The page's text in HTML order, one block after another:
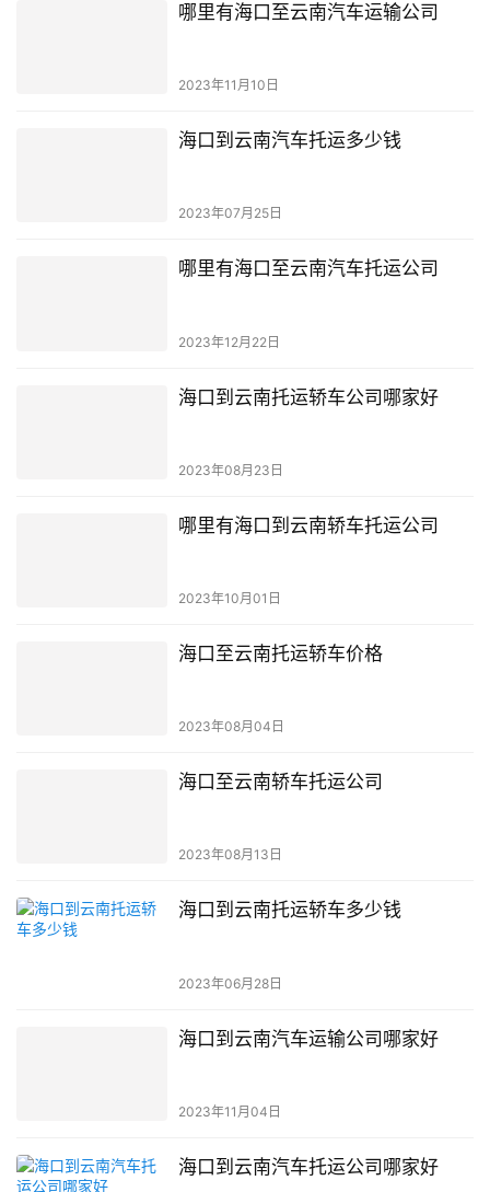
哪里有海口至云南汽车运输公司
2023年11月10日
海口到云南汽车托运多少钱
2023年07月25日
哪里有海口至云南汽车托运公司
2023年12月22日
海口到云南托运轿车公司哪家好
2023年08月23日
哪里有海口到云南轿车托运公司
2023年10月01日
海口至云南托运轿车价格
2023年08月04日
海口至云南轿车托运公司
2023年08月13日
海口到云南托运轿车多少钱
2023年06月28日
海口到云南汽车运输公司哪家好
2023年11月04日
海口到云南汽车托运公司哪家好